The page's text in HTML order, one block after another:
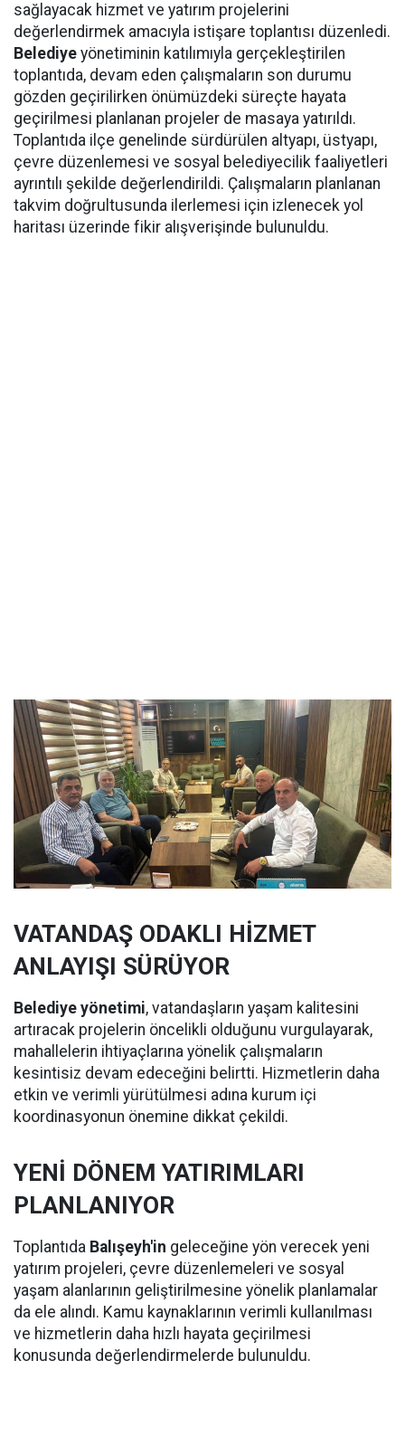
sağlayacak hizmet ve yatırım projelerini
değerlendirmek amacıyla istişare toplantısı düzenledi.
Belediye yönetiminin katılımıyla gerçekleştirilen
toplantıda, devam eden çalışmaların son durumu
gözden geçirilirken önümüzdeki süreçte hayata
geçirilmesi planlanan projeler de masaya yatırıldı.
Toplantıda ilçe genelinde sürdürülen altyapı, üstyapı,
çevre düzenlemesi ve sosyal belediyecilik faaliyetleri
ayrıntılı şekilde değerlendirildi. Çalışmaların planlanan
takvim doğrultusunda ilerlemesi için izlenecek yol
haritası üzerinde fikir alışverişinde bulunuldu.
VATANDAŞ ODAKLI HİZMET
ANLAYIŞI SÜRÜYOR
Belediye yönetimi, vatandaşların yaşam kalitesini
artıracak projelerin öncelikli olduğunu vurgulayarak,
mahallelerin ihtiyaçlarına yönelik çalışmaların
kesintisiz devam edeceğini belirtti. Hizmetlerin daha
etkin ve verimli yürütülmesi adına kurum içi
koordinasyonun önemine dikkat çekildi.
YENİ DÖNEM YATIRIMLARI
PLANLANIYOR
Toplantıda Balışeyh'in geleceğine yön verecek yeni
yatırım projeleri, çevre düzenlemeleri ve sosyal
yaşam alanlarının geliştirilmesine yönelik planlamalar
da ele alındı. Kamu kaynaklarının verimli kullanılması
ve hizmetlerin daha hızlı hayata geçirilmesi
konusunda değerlendirmelerde bulunuldu.